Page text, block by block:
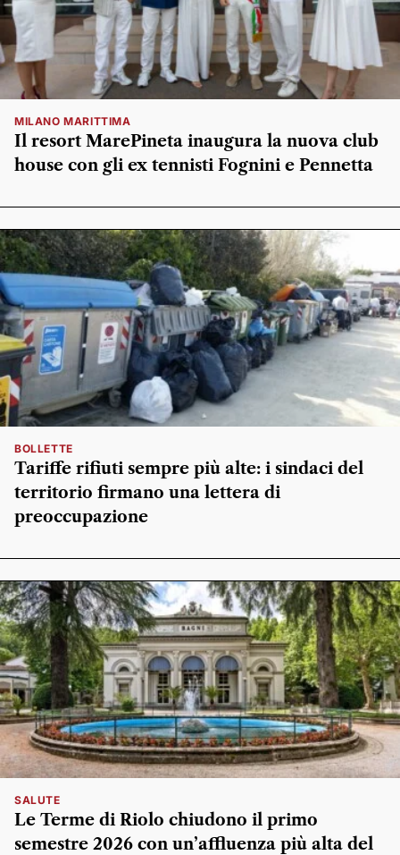
MILANO MARITTIMA
Il resort MarePineta inaugura la nuova club
house con gli ex tennisti Fognini e Pennetta
BOLLETTE
Tariffe rifiuti sempre più alte: i sindaci del
territorio firmano una lettera di
preoccupazione
SALUTE
Le Terme di Riolo chiudono il primo
semestre 2026 con un’affluenza più alta del